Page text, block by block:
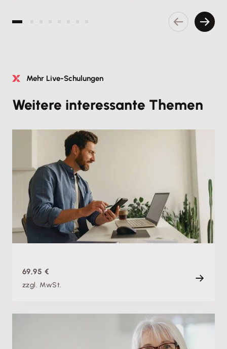
Vorherige
Mehr Live-Schulungen
Weitere interessante Themen
Fachschulung
Steueränderungen 2027: Wichtige Neuerungen für
Unternehmen
Di. 19.01.2027, 09:00 Uhr+ weitere Termine
Live
69,95 €
zzgl. MwSt.